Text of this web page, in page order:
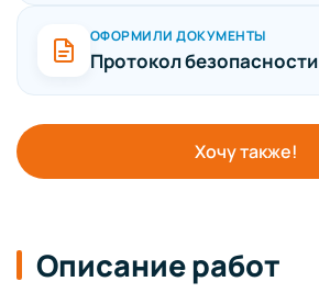
ОФОРМИЛИ ДОКУМЕНТЫ
Протокол безопасности
Хочу также!
Описание работ